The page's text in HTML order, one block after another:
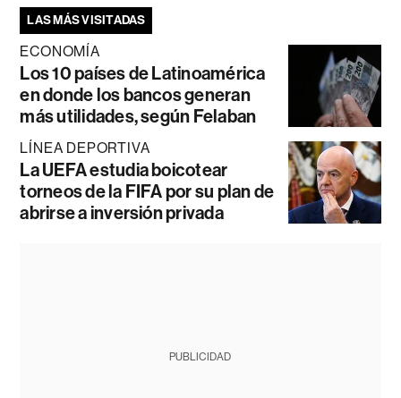
LAS MÁS VISITADAS
ECONOMÍA
Los 10 países de Latinoamérica
en donde los bancos generan
más utilidades, según Felaban
LÍNEA DEPORTIVA
La UEFA estudia boicotear
torneos de la FIFA por su plan de
abrirse a inversión privada
PUBLICIDAD